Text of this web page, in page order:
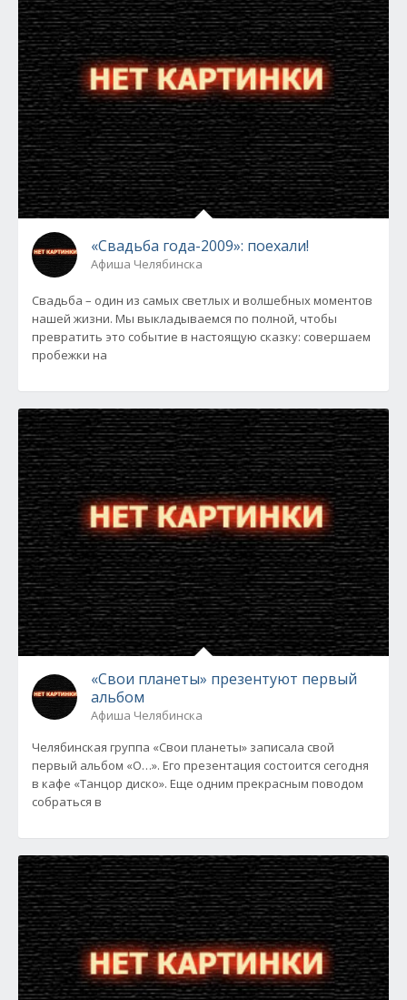
«Свадьба года-2009»: поехали!
Афиша Челябинска
Свадьба – один из самых светлых и волшебных моментов
нашей жизни. Мы выкладываемся по полной, чтобы
превратить это событие в настоящую сказку: совершаем
пробежки на
«Свои планеты» презентуют первый
альбом
Афиша Челябинска
Челябинская группа «Свои планеты» записала свой
первый альбом «О…». Его презентация состоится сегодня
в кафе «Танцор диско». Еще одним прекрасным поводом
собраться в